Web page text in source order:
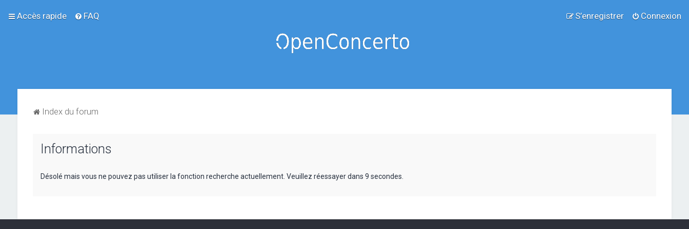
Accès rapide FAQ Connexion
S’enregistrer
Index du forum
Informations
Désolé mais vous ne pouvez pas utiliser la fonction recherche actuellement. Veuillez réessayer dans 9 secondes.